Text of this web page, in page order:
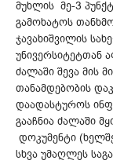
მუხლის მე-3
გამოხატოს
ჯავახიშვილის
უნივერსიტეტთან
ძალაში შევა მის
თანამდებობის
დაადასტუროს
გააჩნია ძალაში
დოკუმენტი
სხვა უმაღლეს